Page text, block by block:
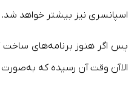
اسپانسری نیز بیشتر خواهد شد.
پس اگر هنوز برنامه‌های ساخت
الاآن وقت آن رسیده که به‌صورت